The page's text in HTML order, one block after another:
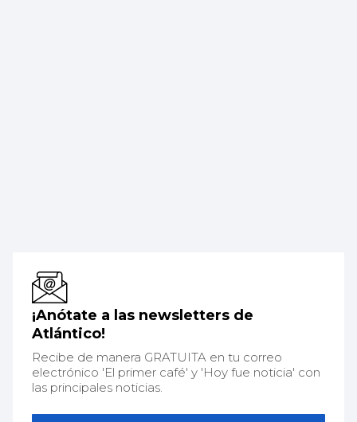
¡Anótate a las newsletters de
Atlántico!
Recibe de manera GRATUITA en tu correo
electrónico 'El primer café' y 'Hoy fue noticia' con
las principales noticias.